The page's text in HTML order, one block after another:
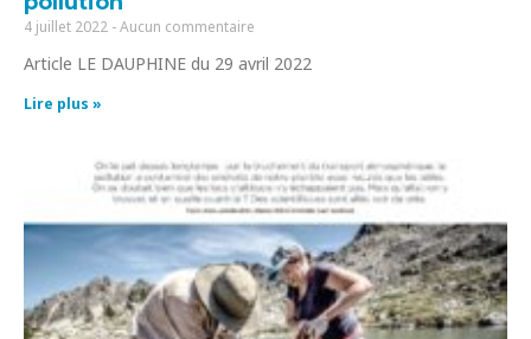
4 juillet 2022 Aucun commentaire
Article LE DAUPHINE du 29 avril 2022
Lire plus »